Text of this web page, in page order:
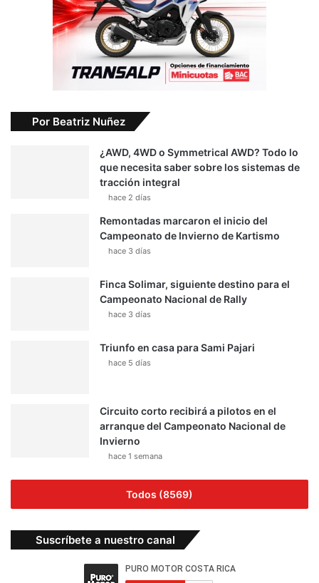
Por Beatriz Nuñez
¿AWD, 4WD o Symmetrical AWD? Todo lo
que necesita saber sobre los sistemas de
tracción integral
hace 2 días
Remontadas marcaron el inicio del
Campeonato de Invierno de Kartismo
hace 3 días
Finca Solimar, siguiente destino para el
Campeonato Nacional de Rally
hace 3 días
Triunfo en casa para Sami Pajari
hace 5 días
Circuito corto recibirá a pilotos en el
arranque del Campeonato Nacional de
Invierno
hace 1 semana
Todos (8569)
Suscríbete a nuestro canal